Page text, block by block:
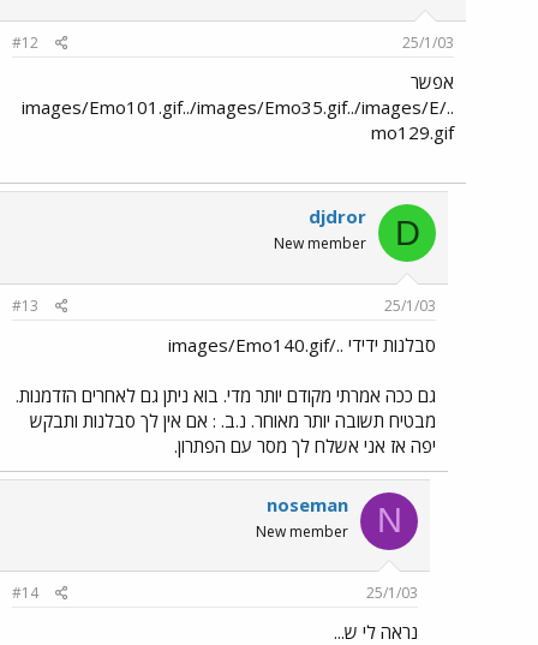
25/1/03
#12
אפשר
../images/Emo101.gif../images/Emo35.gif../images/E
mo129.gif
D
djdror
New member
25/1/03
#13
סבלנות ידידי ../images/Emo140.gif
גם ככה אמרתי מקודם יותר מדי. בוא ניתן גם לאחרים הזדמנות.
מבטיח תשובה יותר מאוחר. נ.ב. : אם אין לך סבלנות ותבקש
יפה אז אני אשלח לך מסר עם הפתרון.
N
noseman
New member
25/1/03
#14
נראה לי ש...